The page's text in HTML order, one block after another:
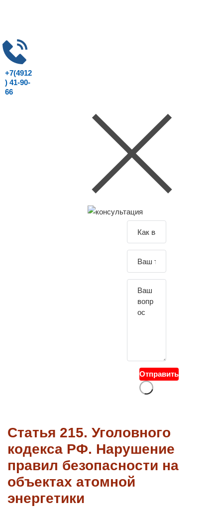
+7(4912
) 41-90-
66
Отправить
Статья 215. Уголовного
кодекса РФ. Нарушение
правил безопасности на
объектах атомной
энергетики